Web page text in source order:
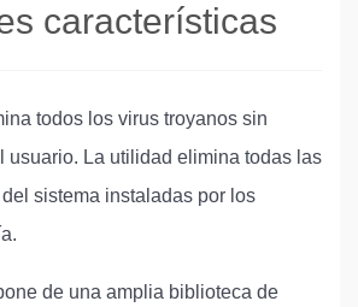
características
todos los virus troyanos sin
usuario. La utilidad elimina todas las
sistema instaladas por los
de una amplia biblioteca de